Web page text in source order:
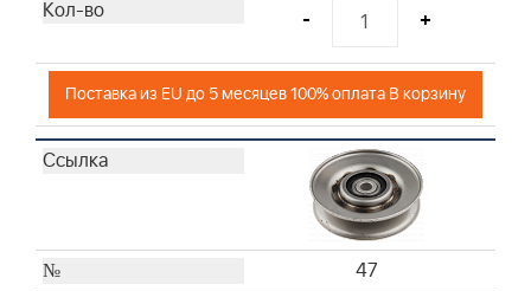
- +
Поставка из EU до 5 месяцев 100% оплата В корзину
47